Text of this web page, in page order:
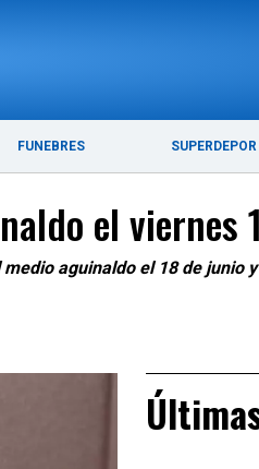
FUNEBRES SUPERDEPOR
MADRYN
el viernes
aguinaldo el 18 de junio